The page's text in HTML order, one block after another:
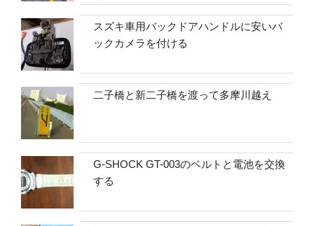
スズキ車用バックドアハンドルに安いバ
ックカメラを付ける
二子橋と新二子橋を渡って多摩川越え
G-SHOCK GT-003のベルトと電池を交換
する